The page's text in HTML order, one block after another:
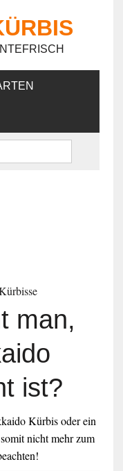
man,
ist?
Kürbis oder ein
nicht mehr zum